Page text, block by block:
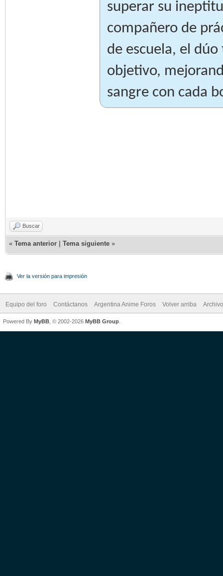
superar su
compañero de
de escuela, el
objetivo,
sangre con cada
Buscar
« Tema anterior Tema siguiente »
Ver la versión para impresión
Equipo del foro Contáctanos Argentina Anime Foros Volver arriba
Powered By MyBB , © 2002-2026 MyBB Group